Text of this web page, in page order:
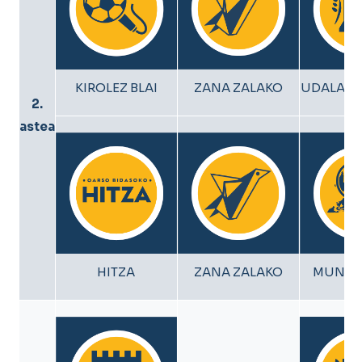
2.
astea
KIROLEZ BLAI ZANA ZALAKO
HITZA ZANA ZALAKO